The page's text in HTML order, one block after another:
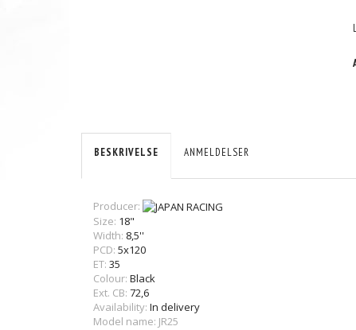
BESKRIVELSE ANMELDELSER
Producer:
Size: 18"
Width: 8,5''
PCD: 5x120
ET: 35
Colour: Black
Ext. CB: 72,6
Availability: In delivery
Model name: JR25